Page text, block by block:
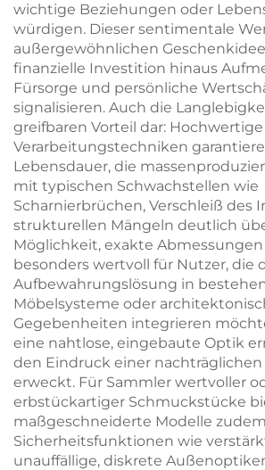
wichtige Beziehungen oder
würdigen. Dieser sentimentale
außergewöhnlichen
finanzielle Investition hinaus
Fürsorge und persönliche
signalisieren. Auch die
greifbaren Vorteil dar:
Verarbeitungstechniken
Lebensdauer, die
mit typischen Schwachstellen wie
Scharnierbrüchen, Verschleiß des
strukturellen Mängeln deutlich
Möglichkeit, exakte
besonders wertvoll für Nutzer, die
Aufbewahrungslösung in
Möbelsysteme oder
Gegebenheiten integrieren
eine nahtlose, eingebaute Optik
den Eindruck einer
erweckt. Für Sammler wertvoller
erbstückartiger Schmuckstücke
maßgeschneiderte Modelle zudem
Sicherheitsfunktionen wie
unauffällige, diskrete